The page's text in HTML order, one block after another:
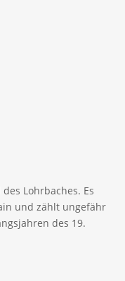
Lohrbaches. Es
und zählt ungefähr
des 19.